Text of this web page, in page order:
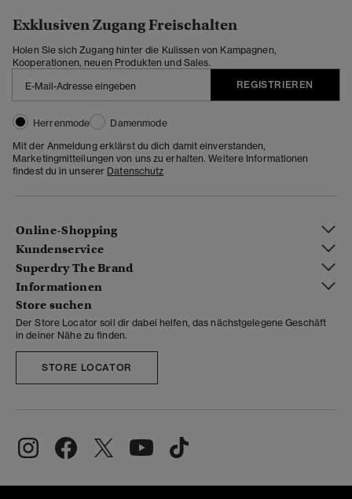
Exklusiven Zugang Freischalten
Holen Sie sich Zugang hinter die Kulissen von Kampagnen,
Kooperationen, neuen Produkten und Sales.
REGISTRIEREN
Herrenmode
Damenmode
Mit der Anmeldung erklärst du dich damit einverstanden,
Marketingmitteilungen von uns zu erhalten. Weitere Informationen
findest du in unserer Datenschutz
Online-Shopping
Kundenservice
Superdry The Brand
Informationen
Store suchen
Der Store Locator soll dir dabei helfen, das nächstgelegene Geschäft
in deiner Nähe zu finden.
STORE LOCATOR